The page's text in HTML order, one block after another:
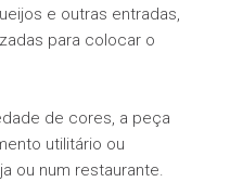
e outras entradas,
para colocar o
de cores, a peça
utilitário ou
ou num restaurante.